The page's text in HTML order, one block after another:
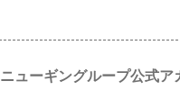
ニューギングループ公式ア